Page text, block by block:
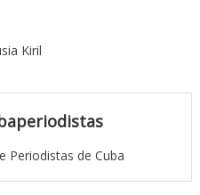
Kiril
Periodistas de Cuba